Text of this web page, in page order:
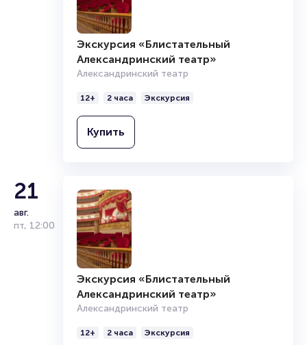
Экскурсия «Блистательный
Александринский театр»
Александринский театр
12+ 2 часа Экскурсия
Купить
21
авг.
пт, 12:00
Экскурсия «Блистательный
Александринский театр»
Александринский театр
12+ 2 часа Экскурсия